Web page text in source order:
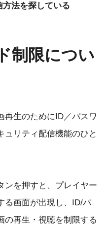
方法を探している
制限につい
再生のためにID／パスワ
ュリティ配信機能のひと
ンを押すと、プレイヤー
る画面が出現し、ID/パ
の再生・視聴を制限する